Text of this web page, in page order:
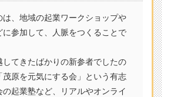
は、地域の起業ワークショップや
に参加して、人脈をつくることで
してきたばかりの新参者でしたの
茂原を元気にする会」という有志
起業塾など、リアルやオンライ